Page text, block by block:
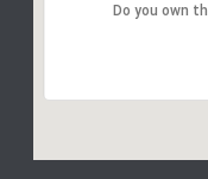
Do you own